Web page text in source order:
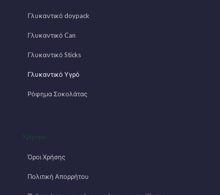
Γλυκαντικό doypack
Γλυκαντικό Can
Γλυκαντικό Sticks
Γλυκαντικό Υγρό
Ρόφημα Σοκολάτας
Χρήσιμα
Όροι Χρήσης
Πολιτική Απορρήτου